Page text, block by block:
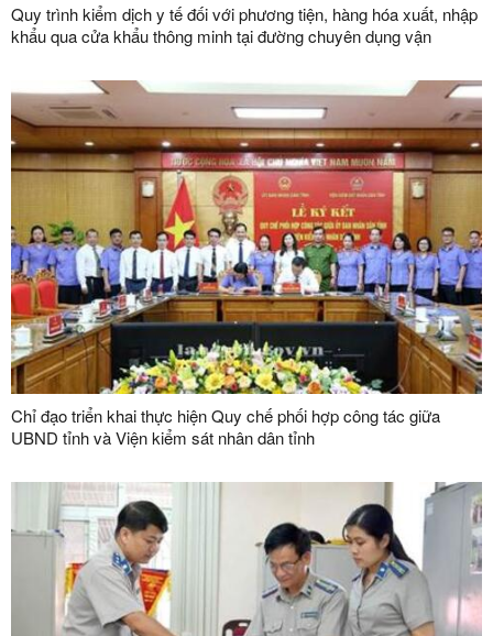
Quy trình kiểm dịch y tế đối với phương tiện, hàng hóa xuất, nhập
khẩu qua cửa khẩu thông minh tại đường chuyên dụng vận
dụng vận chuyển hàng hoá khu vực mốc 1088/2-1089 thuộc cặp
cửa khẩu quốc tế Hữu Nghị (Việt Nam) - Hữu Nghị Quan (Trung
Quốc)
Chỉ đạo triển khai thực hiện Quy chế phối hợp công tác giữa
UBND tỉnh và Viện kiểm sát nhân dân tỉnh